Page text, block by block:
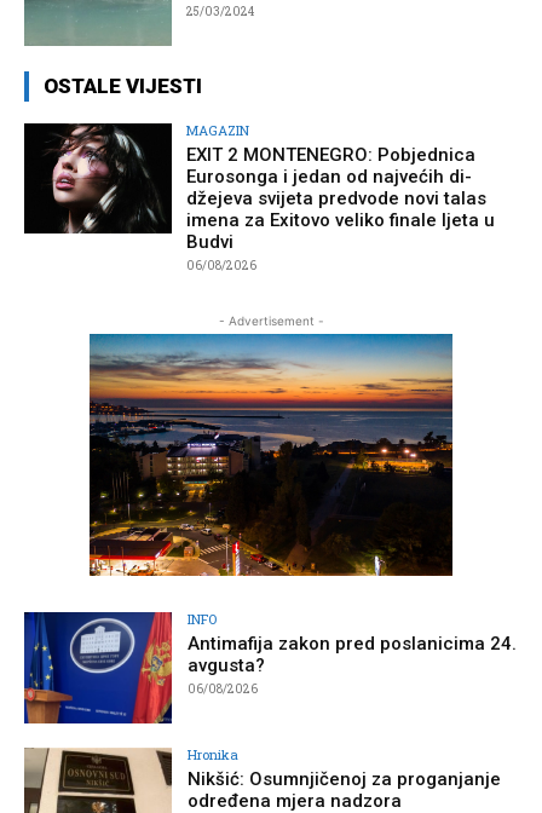
25/03/2024
OSTALE VIJESTI
MAGAZIN
EXIT 2 MONTENEGRO: Pobjednica
Eurosonga i jedan od najvećih di-
džejeva svijeta predvode novi talas
imena za Exitovo veliko finale ljeta u
Budvi
06/08/2026
- Advertisement -
INFO
Antimafija zakon pred poslanicima 24.
avgusta?
06/08/2026
Hronika
Nikšić: Osumnjičenoj za proganjanje
određena mjera nadzora